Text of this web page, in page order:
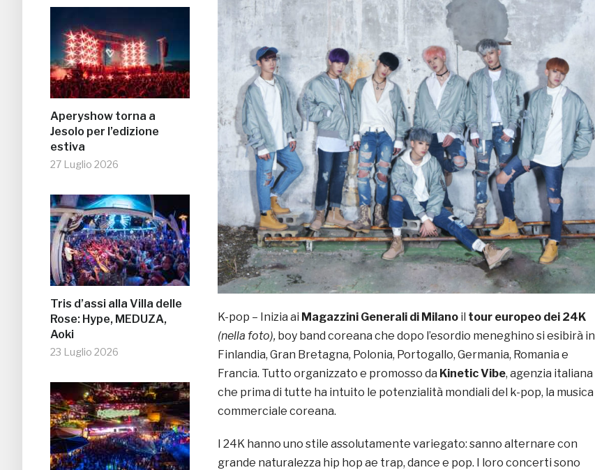
Aperyshow torna a
Jesolo per l’edizione
estiva
27 Luglio 2026
Tris d’assi alla Villa delle
Rose: Hype, MEDUZA,
Aoki
23 Luglio 2026
K-pop – Inizia ai Magazzini Generali di Milano il tour europeo dei 24K
(nella foto), boy band coreana che dopo l’esordio meneghino si esibirà in
Finlandia, Gran Bretagna, Polonia, Portogallo, Germania, Romania e
Francia. Tutto organizzato e promosso da Kinetic Vibe, agenzia italiana
che prima di tutte ha intuito le potenzialità mondiali del k-pop, la musica
commerciale coreana.
I 24K hanno uno stile assolutamente variegato: sanno alternare con
grande naturalezza hip hop ae trap, dance e pop. I loro concerti sono